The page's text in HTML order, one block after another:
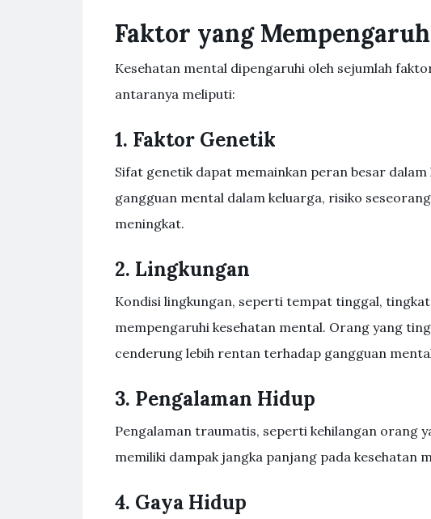
Faktor yang
Kesehatan mental dipengaruhi oleh sejumlah
antaranya meliputi:
1. Faktor Genetik
Sifat genetik dapat memainkan peran besar
gangguan mental dalam keluarga, risiko
meningkat.
2. Lingkungan
Kondisi lingkungan, seperti tempat tinggal,
mempengaruhi kesehatan mental. Orang yang
cenderung lebih rentan terhadap gangguan
3. Pengalaman Hidup
Pengalaman traumatis, seperti kehilangan orang
memiliki dampak jangka panjang pada kesehatan
4. Gaya Hidup